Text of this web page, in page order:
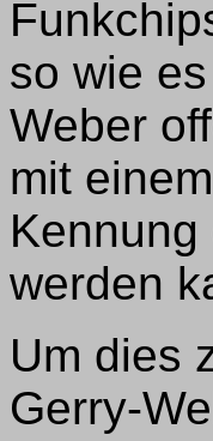
so wie
Weber
mit
werden
Um dies
Gerry-